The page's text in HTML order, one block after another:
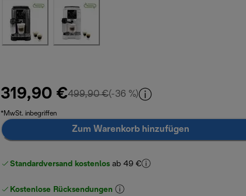
319,90 €499,90 €Originalpreis 499,90 €
(-36 %)
*MwSt. inbegriffen
Zum Warenkorb hinzufügen
Standardversand kostenlos ab 49 €
Kostenlose Rücksendungen